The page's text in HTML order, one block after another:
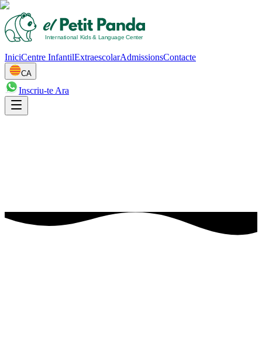
IniciCentre InfantilExtraescolarAdmissionsContacte
CA
Inscriu-te Ara